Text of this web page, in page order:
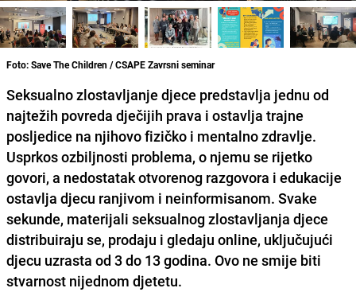
Foto: Save The Children / CSAPE Zavrsni seminar
Seksualno zlostavljanje djece predstavlja jednu od
najtežih povreda dječijih prava i ostavlja trajne
posljedice na njihovo fizičko i mentalno zdravlje.
Usprkos ozbiljnosti problema, o njemu se rijetko
govori, a nedostatak otvorenog razgovora i edukacije
ostavlja djecu ranjivom i neinformisanom. Svake
sekunde, materijali seksualnog zlostavljanja djece
distribuiraju se, prodaju i gledaju online, uključujući
djecu uzrasta od 3 do 13 godina. Ovo ne smije biti
stvarnost nijednom djetetu.